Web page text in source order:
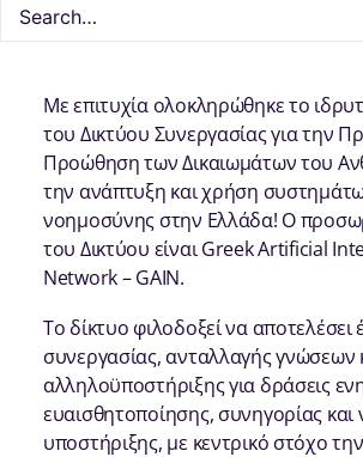
Με επιτυχία ολοκληρώθηκε το
του Δικτύου Συνεργασίας για την
Προώθηση των Δικαιωμάτων του
την ανάπτυξη και χρήση
νοημοσύνης στην Ελλάδα! Ο
του Δικτύου είναι Greek Artificial
Network – GAIN.
Το δίκτυο φιλοδοξεί να
συνεργασίας, ανταλλαγής γνώσεων
αλληλοϋποστήριξης για δράσεις
ευαισθητοποίησης, συνηγορίας και
υποστήριξης, με κεντρικό στόχο